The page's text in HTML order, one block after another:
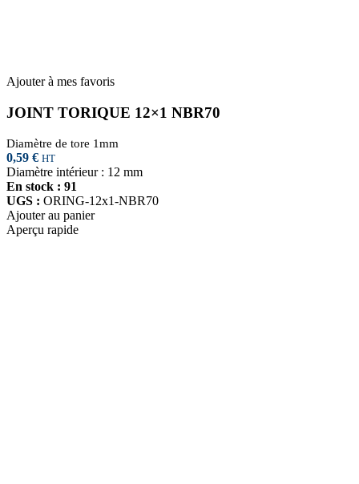
Ajouter à mes favoris
JOINT TORIQUE 12×1 NBR70
Diamètre de tore 1mm
0,59 € HT
Diamètre intérieur : 12 mm
En stock : 91
UGS : ORING-12x1-NBR70
Ajouter au panier
Aperçu rapide